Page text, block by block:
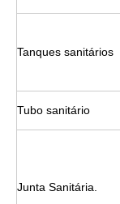
Tanques sanitários
Tubo sanitário
Junta Sanitária.